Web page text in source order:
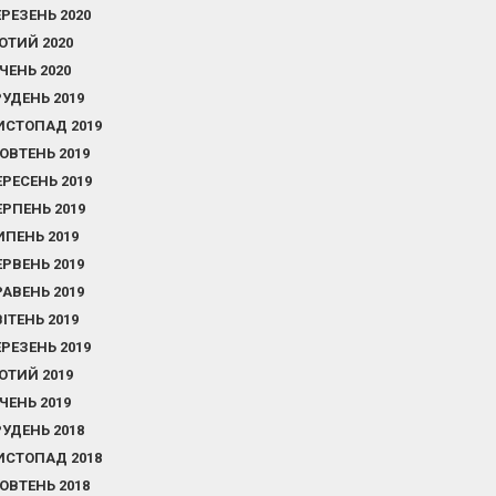
2020
2020
2020
2019
2019
2019
2019
2019
2019
2019
2019
2019
2019
2019
2019
2018
2018
2018